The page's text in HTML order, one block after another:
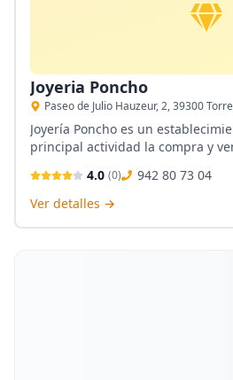
Joyeria Poncho
Paseo de Julio Hauzeur, 2, 39300
Joyería Poncho es un
principal actividad la compra y
capaces de otorgar un trato
Posee un servicio de compra y
4.0 (0)
942 80 73 04
Ver detalles →